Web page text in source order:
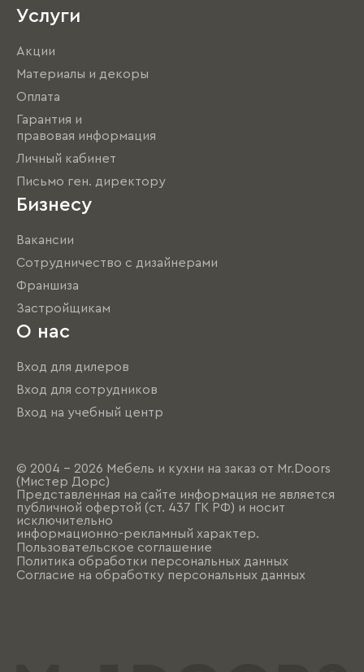
Услуги
Акции
Материалы и декоры
Оплата
Гарантия и
правовая информация
Личный кабинет
Письмо ген. директору
Бизнесу
Вакансии
Сотрудничество с дизайнерами
Франшиза
Застройщикам
О нас
Вход для дилеров
Вход для сотрудников
Вход на учебный центр
© 2004 - 2026 Мебель и кухни на заказ от Mr.Doors
(Мистер Дорс)
Представленная на сайте информация не является
публичной офертой (ст. 437 ГК РФ) и носит
исключительно
информационно-рекламный характер.
Пользовательское соглашение
Политика обработки персональных данных
Согласие на обработку персональных данных